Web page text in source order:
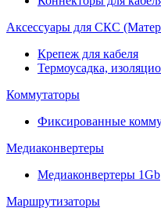
Аксессуары для СКС
Крепеж для кабеля
Термоусадка,
Коммутаторы
Фиксированные
Медиаконвертеры
Медиаконвертеры 1Gb
Маршрутизаторы